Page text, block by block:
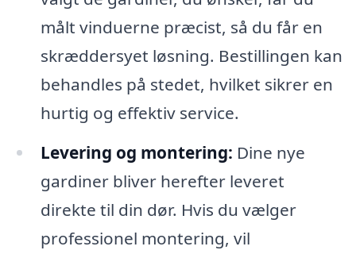
målt vinduerne præcist, så du får en
skræddersyet løsning. Bestillingen kan
behandles på stedet, hvilket sikrer en
hurtig og effektiv service.
Levering og montering: Dine nye
gardiner bliver herefter leveret
direkte til din dør. Hvis du vælger
professionel montering, vil